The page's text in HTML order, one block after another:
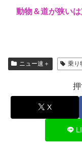
動物＆道が狭いは
ニュー速＋ 乗り
X